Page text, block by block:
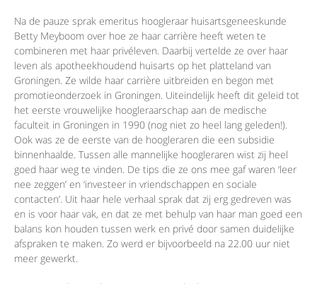
Na de pauze sprak emeritus hoogleraar huisartsgeneeskunde
Betty Meyboom over hoe ze haar carrière heeft weten te
combineren met haar privéleven. Daarbij vertelde ze over haar
leven als apotheekhoudend huisarts op het platteland van
Groningen. Ze wilde haar carrière uitbreiden en begon met
promotieonderzoek in Groningen. Uiteindelijk heeft dit geleid tot
het eerste vrouwelijke hoogleraarschap aan de medische
faculteit in Groningen in 1990 (nog niet zo heel lang geleden!).
Ook was ze de eerste van de hoogleraren die een subsidie
binnenhaalde. Tussen alle mannelijke hoogleraren wist zij heel
goed haar weg te vinden. De tips die ze ons mee gaf waren ‘leer
nee zeggen’ en ‘investeer in vriendschappen en sociale
contacten’. Uit haar hele verhaal sprak dat zij erg gedreven was
en is voor haar vak, en dat ze met behulp van haar man goed een
balans kon houden tussen werk en privé door samen duidelijke
afspraken te maken. Zo werd er bijvoorbeeld na 22.00 uur niet
meer gewerkt.